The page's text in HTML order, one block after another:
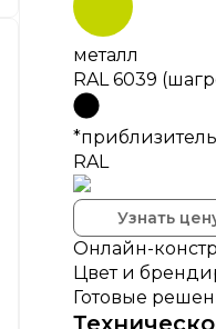
металл
RAL 6039
RAL
Узнать
Онлайн-
Цвет и
Готовые